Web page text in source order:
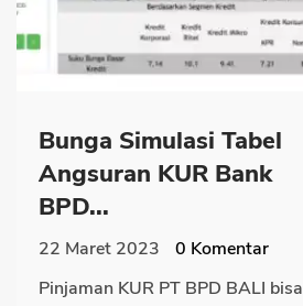
Bunga Simulasi Tabel
Angsuran KUR Bank
BPD...
22 Maret 2023 0 Komentar
Pinjaman KUR PT BPD BALI bisa